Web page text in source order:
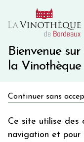
Bienvenue
la
Continuer sans
Ce site utilise des
navigation et pour
10€ de remise
Une
Votre